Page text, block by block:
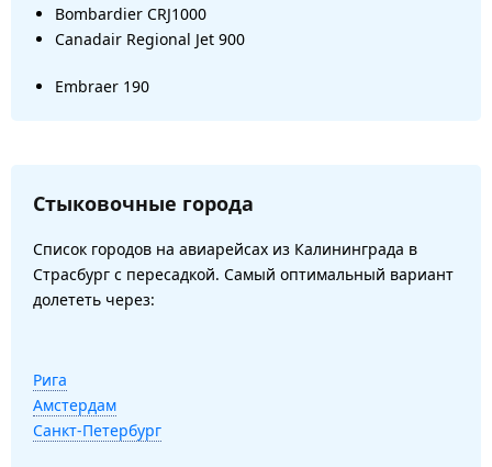
Bombardier CRJ1000
Canadair Regional Jet 900
Embraer 190
Стыковочные города
Список городов на авиарейсах из Калининграда в
Страсбург с пересадкой. Самый оптимальный вариант
долететь через:
Рига
Амстердам
Санкт-Петербург